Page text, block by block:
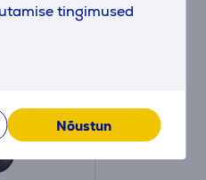
tingimused
Nõustun
tooted